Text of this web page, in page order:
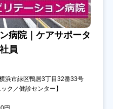
病院｜ケアサポータ
員
浜市緑区鴨居3丁目32番33号
ク／健診センター】